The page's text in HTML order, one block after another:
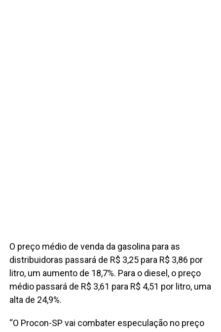
O preço médio de venda da gasolina para as
distribuidoras passará de R$ 3,25 para R$ 3,86 por
litro, um aumento de 18,7%. Para o diesel, o preço
médio passará de R$ 3,61 para R$ 4,51 por litro, uma
alta de 24,9%.
“O Procon-SP vai combater especulação no preço